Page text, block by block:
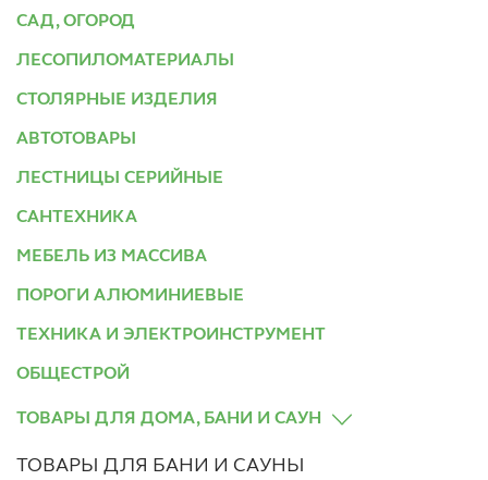
САД, ОГОРОД
ЛЕСОПИЛОМАТЕРИАЛЫ
СТОЛЯРНЫЕ ИЗДЕЛИЯ
АВТОТОВАРЫ
ЛЕСТНИЦЫ СЕРИЙНЫЕ
САНТЕХНИКА
МЕБЕЛЬ ИЗ МАССИВА
ПОРОГИ АЛЮМИНИЕВЫЕ
ТЕХНИКА И ЭЛЕКТРОИНСТРУМЕНТ
ОБЩЕСТРОЙ
ТОВАРЫ ДЛЯ ДОМА, БАНИ И САУН
ТОВАРЫ ДЛЯ БАНИ И САУНЫ